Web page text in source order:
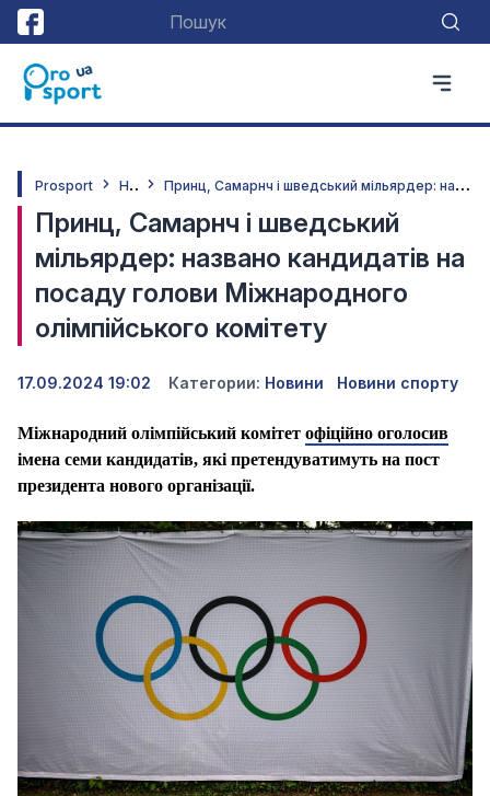
Prosport Н
овини П
ринц, Самарнч і шведський мільярдер: названо кандидатів на посаду голови Міжнародного олімпійського комітету
Принц, Самарнч і шведський
мільярдер: названо кандидатів на
посаду голови Міжнародного
олімпійського комітету
17.09.2024 19:02 Категории: Новини Новини спорту
Міжнародний олімпійський комітет офіційно оголосив
імена семи кандидатів, які претендуватимуть на пост
президента нового організації.